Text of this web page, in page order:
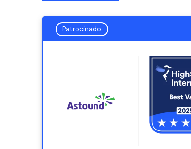
Patrocinado